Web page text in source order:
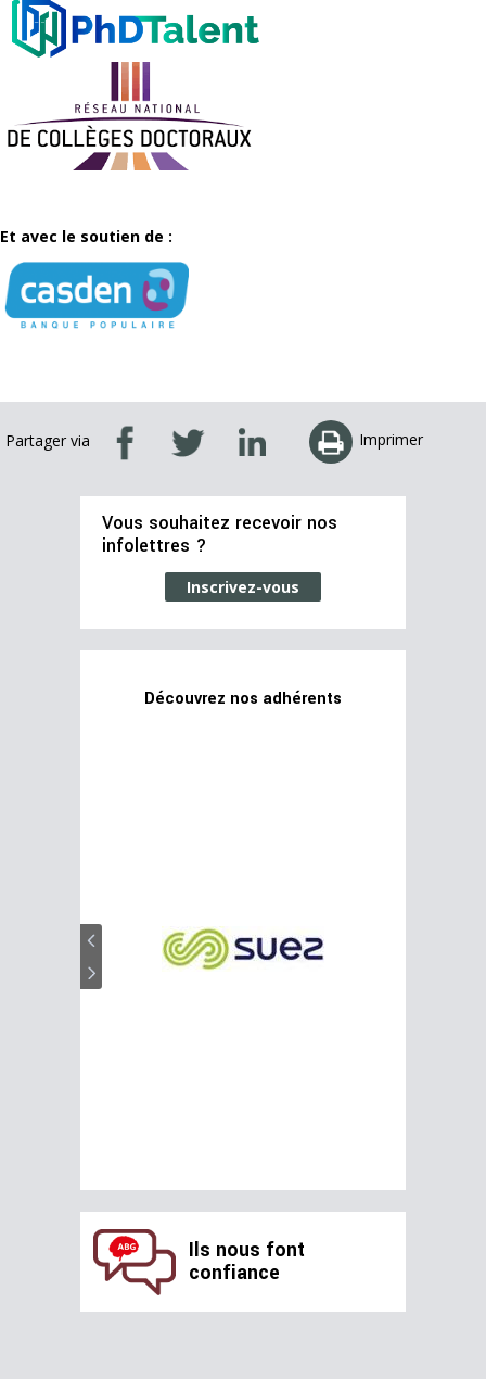
Et avec le soutien de :
Partager via Imprimer
Vous souhaitez recevoir nos
infolettres ?
Inscrivez-vous
Découvrez nos adhérents
Ils nous font
confiance